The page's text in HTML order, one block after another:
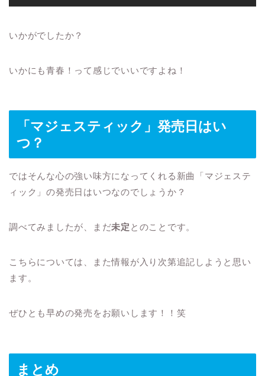
いかがでしたか？
いかにも青春！って感じでいいですよね！
「マジェスティック」発売日はい
つ？
ではそんな心の強い味方になってくれる新曲「マジェステ
ィック」の発売日はいつなのでしょうか？
調べてみましたが、まだ未定 とのことです。
こちらについては、また情報が入り次第追記しようと思い
ます。
ぜひとも早めの発売をお願いします！！笑
まとめ